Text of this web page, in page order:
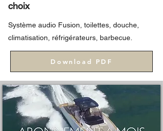
choix
Système audio Fusion, toilettes, douche,
climatisation, réfrigérateurs, barbecue.
Download PDF